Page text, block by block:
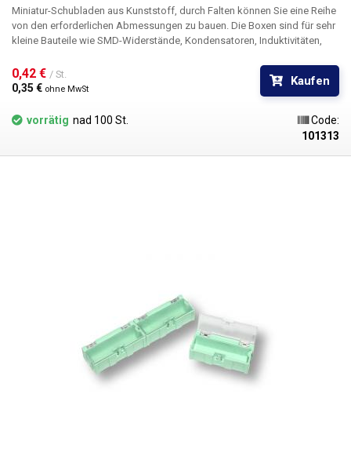
Miniatur-Schubladen aus Kunststoff, durch Falten können Sie eine Reihe
von den erforderlichen Abmessungen zu bauen. Die Boxen sind für sehr
kleine Bauteile wie SMD-Widerstände, Kondensatoren, Induktivitäten,
Grundbaustein ist eine Kunststoffschublade mit den Innenmaßen 21 ×
17 mm, auf deren Oberseite sich ein durchsichtiger Deckel befindet, der
sich durch eine Feder automatisch öffnet, wenn der Schnabel entfernt
wird.
0,42 € / St.
0,35 € ohne MwSt
Kaufen
vorrätig nad 100 St.
Code:
101313